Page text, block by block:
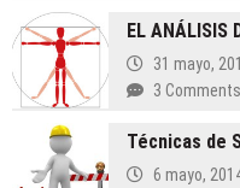
EL ANÁLISIS
31 mayo,
3 Comments
Técnicas de
6 mayo,